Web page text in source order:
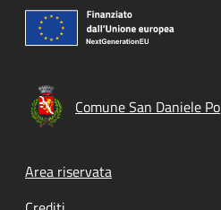
Comune San Daniele Po
Footer menu
Area riservata